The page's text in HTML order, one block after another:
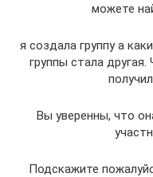
можете
я создала группу а
группы стала
Вы уверенны, что
Подскажите